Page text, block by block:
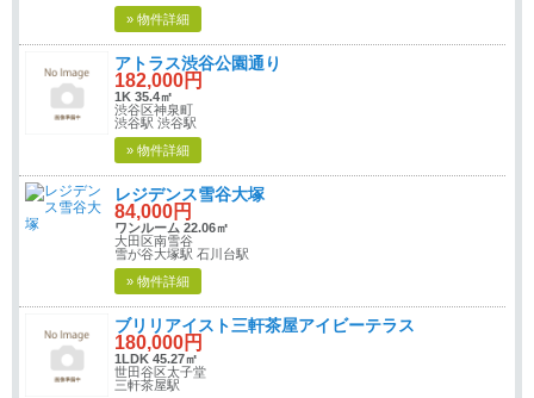
» 物件詳細
アトラス渋谷公園通り
182,000円
1K 35.4㎡
渋谷区神泉町
渋谷駅 渋谷駅
» 物件詳細
レジデンス雪谷大塚
84,000円
ワンルーム 22.06㎡
大田区南雪谷
雪が谷大塚駅 石川台駅
» 物件詳細
ブリリアイスト三軒茶屋アイビーテラス
180,000円
1LDK 45.27㎡
世田谷区太子堂
三軒茶屋駅